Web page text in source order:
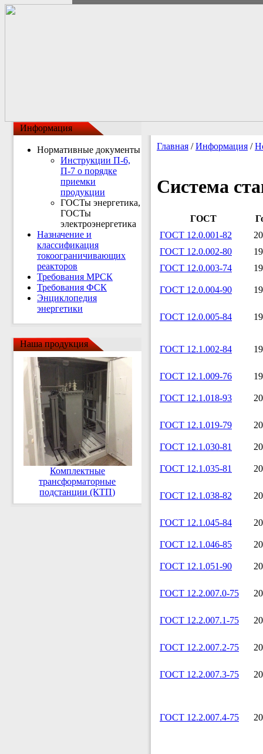
Информация
Нормативные документы
Инструкции П-6,
П-7 о порядке
приемки
продукции
ГОСТы энергетика,
ГОСТы
электроэнергетика
Назначение и
классификация
токоограничивающих
реакторов
Требования МРСК
Требования ФСК
Энциклопедия
энергетики
Наша продукция
Комплектные
трансформаторные
подстанции (КТП)
Главная /Информация /
Система
ГОСТ
ГОСТ 12.0.001-82
ГОСТ 12.0.002-80
ГОСТ 12.0.003-74
ГОСТ 12.0.004-90
ГОСТ 12.0.005-84
ГОСТ 12.1.002-84
ГОСТ 12.1.009-76
ГОСТ 12.1.018-93
ГОСТ 12.1.019-79
ГОСТ 12.1.030-81
ГОСТ 12.1.035-81
ГОСТ 12.1.038-82
ГОСТ 12.1.045-84
ГОСТ 12.1.046-85
ГОСТ 12.1.051-90
ГОСТ 12.2.007.0-75
ГОСТ 12.2.007.1-75
ГОСТ 12.2.007.2-75
ГОСТ 12.2.007.3-75
ГОСТ 12.2.007.4-75